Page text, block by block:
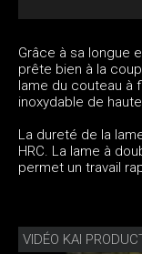
Grâce à sa longue
prête bien à la
lame du couteau à
inoxydable de
La dureté de la
HRC. La lame à
permet un travail
VIDÉO KAI